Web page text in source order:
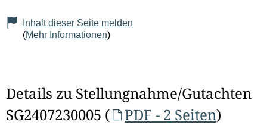
Inhalt dieser Seite melden
(Mehr Informationen)
Details zu Stellungnahme/Gutachten
SG2407230005 (
PDF - 2 Seiten)